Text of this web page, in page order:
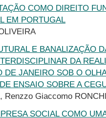
COMO DIREITO
EM PORTUGAL
E BANALIZAÇÃO
DA
DE JANEIRO SOB O
ENSAIO SOBRE A
Renzzo Giaccomo
SOCIAL COMO